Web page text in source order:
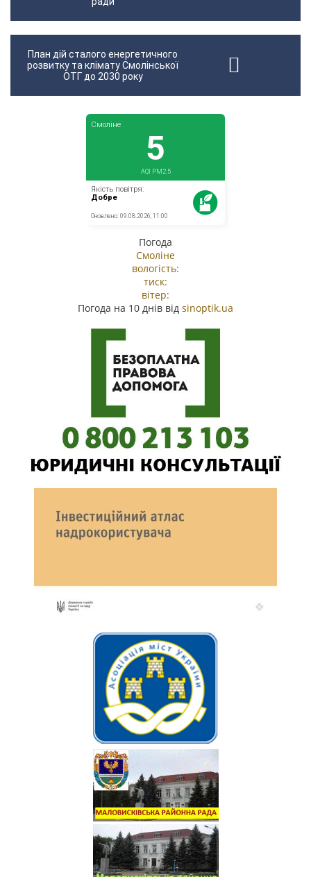
План дій сталого енергетичного
розвитку та клімату Смолінської
ОТГ до 2030 року
Погода
Смоліне
вологість:
тиск:
вітер:
Погода на 10 днів від sinoptik.ua